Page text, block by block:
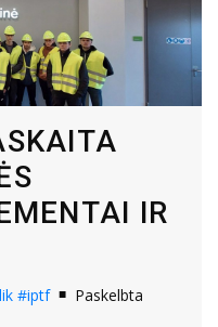
IR
#iptf
Paskelbta